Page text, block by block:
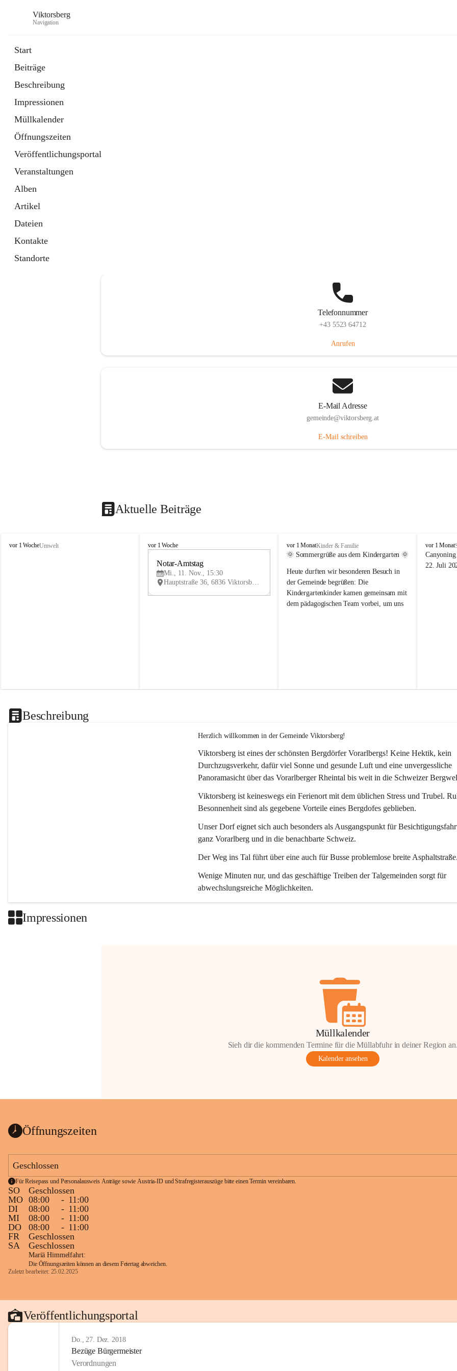
Viktorsberg
Navigation
Start
Beiträge
Beschreibung
Impressionen
Müllkalender
Öffnungszeiten
Veröffentlichungsportal
Veranstaltungen
Alben
Artikel
Dateien
Kontakte
Standorte
Telefonnummer
+43 5523 64712
Anrufen
E-Mail Adresse
gemeinde@viktorsberg.at
E-Mail schreiben
Aktuelle Beiträge
V
vor 1 WocheUmwelt
V
vor 1 Woche
V
Notar-Amtstag
Mi., 11. Nov., 15:30
Hauptstraße 36, 6836 Viktorsberg, AUT
V
i
t
o
r
s
vor 1 MonatKinder & Familie
🌞 Sommergrüße aus dem Kindergarten 🌞
Heute durften wir besonderen Besuch in
der Gemeinde begrüßen: Die
Kindergartenkinder kamen gemeinsam mit
dem pädagogischen Team vorbei, um uns
V
i
k
vor 1 Monat
22. Juli
Beschreibung
Herzlich willkommen in der Gemeinde Viktorsberg!
Viktorsberg ist eines der schönsten Bergdörfer Vorarlbergs! Keine Hektik, kein
Durchzugsverkehr, dafür viel Sonne und gesunde Luft und eine unvergessliche
Panoramasicht über das Vorarlberger Rheintal bis weit in die Schweizer
Viktorsberg ist keineswegs ein Ferienort mit dem üblichen Stress und Trubel.
Besonnenheit sind als gegebene Vorteile eines Bergdofes geblieben.
Unser Dorf eignet sich auch besonders als Ausgangspunkt für
ganz Vorarlberg und in die benachbarte Schweiz.
Der Weg ins Tal führt über eine auch für Busse problemlose breite
Wenige Minuten nur, und das geschäftige Treiben der Talgemeinden sorgt für
abwechslungsreiche Möglichkeiten.
Impressionen
Müllkalender
Sieh dir die kommenden Termine für die Müllabfuhr in deiner Region
Kalender ansehen
Öffnungszeiten
Geschlossen
Für Reisepass und Personalausweis Anträge sowie Austria-ID und Strafregisterauszüge bitte einen Termin vereinbaren.
SO
Geschlossen
MO 08:00 - 11:00
DI
08:00 - 11:00
MI
08:00 - 11:00
DO
08:00 - 11:00
FR
Geschlossen
SA
Geschlossen
Mariä Himmelfahrt:
Die Öffnungszeiten können an diesem Feiertag abweichen.
Zuletzt bearbeitet: 25.02.2025
Veröffentlichungsportal
Do., 27. Dez. 2018
Bezüge Bürgermeister
Verordnungen